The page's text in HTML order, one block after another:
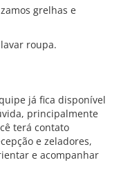
grelhas e
roupa.
já fica disponível
principalmente
terá contato
e zeladores,
e acompanhar